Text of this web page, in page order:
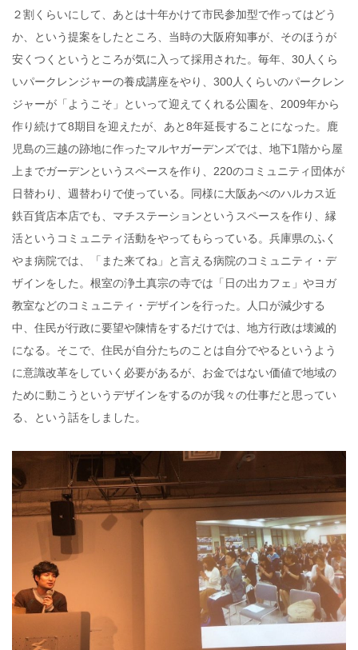
２割くらいにして、あとは十年かけて市民参加型で作ってはどう
か、という提案をしたところ、当時の大阪府知事が、そのほうが
安くつくというところが気に入って採用された。毎年、30人くら
いパークレンジャーの養成講座をやり、300人くらいのパークレン
ジャーが「ようこそ」といって迎えてくれる公園を、2009年から
作り続けて8期目を迎えたが、あと8年延長することになった。鹿
児島の三越の跡地に作ったマルヤガーデンズでは、地下1階から屋
上までガーデンというスペースを作り、220のコミュニティ団体が
日替わり、週替わりで使っている。同様に大阪あべのハルカス近
鉄百貨店本店でも、マチステーションというスペースを作り、縁
活というコミュニティ活動をやってもらっている。兵庫県のふく
やま病院では、「また来てね」と言える病院のコミュニティ・デ
ザインをした。根室の浄土真宗の寺では「日の出カフェ」やヨガ
教室などのコミュニティ・デザインを行った。人口が減少する
中、住民が行政に要望や陳情をするだけでは、地方行政は壊滅的
になる。そこで、住民が自分たちのことは自分でやるというよう
に意識改革をしていく必要があるが、お金ではない価値で地域の
ために動こうというデザインをするのが我々の仕事だと思ってい
る、という話をしました。